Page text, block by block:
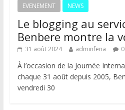
EVENEMENT NEWS
Le blogging au
Benbere montre la
31 août 2024 adminfena 0
À l’occasion de la Journée
chaque 31 août depuis 2005,
vendredi 30